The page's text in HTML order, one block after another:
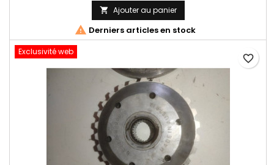
 Ajouter au panier
 Derniers articles en stock
Exclusivité web
favorite_border